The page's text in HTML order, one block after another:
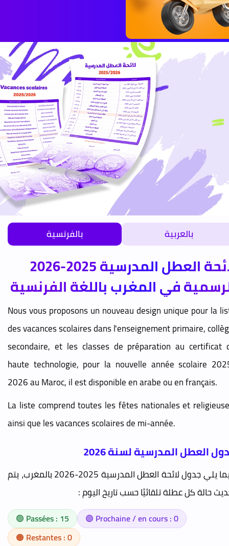
بالعربية بالفرنسية
لائحة العطل المدرسية 2025-2026
في المغرب باللغة الفرنسية
Nous vous proposons un nouveau design unique pour la
des vacances scolaires dans l'enseignement primaire,
secondaire, et les classes de préparation au certificat
haute technologie, pour la nouvelle année scolaire
2026 au Maroc, il est disponible en arabe ou en français.
La liste comprend toutes les fêtes nationales et
ainsi que les vacances scolaires de mi-année.
العطل المدرسية لسنة 2026
فيما يلي جدول لائحة العطل المدرسية 2025-2026 بالمغرب، يتم
حالة كل عطلة تلقائيًا حسب تاريخ اليوم :
🟢 Passées : 15
🟣 Prochaine / en cours : 0
🟠 Restantes : 0